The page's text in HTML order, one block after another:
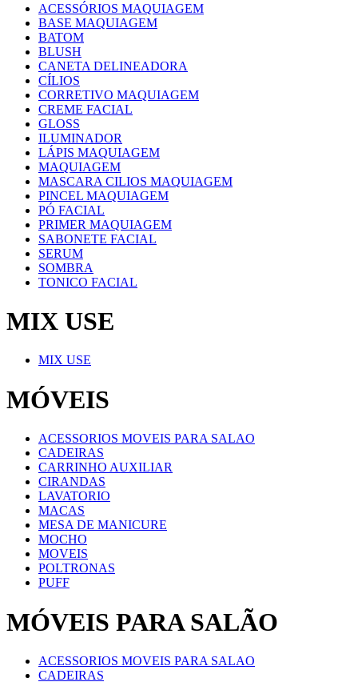
ACESSÓRIOS MAQUIAGEM
BASE MAQUIAGEM
BATOM
BLUSH
CANETA DELINEADORA
CÍLIOS
CORRETIVO MAQUIAGEM
CREME FACIAL
GLOSS
ILUMINADOR
LÁPIS MAQUIAGEM
MAQUIAGEM
MASCARA CILIOS MAQUIAGEM
PINCEL MAQUIAGEM
PÓ FACIAL
PRIMER MAQUIAGEM
SABONETE FACIAL
SERUM
SOMBRA
TONICO FACIAL
MIX USE
MIX USE
MÓVEIS
ACESSORIOS MOVEIS PARA SALAO
CADEIRAS
CARRINHO AUXILIAR
CIRANDAS
LAVATORIO
MACAS
MESA DE MANICURE
MOCHO
MOVEIS
POLTRONAS
PUFF
MÓVEIS PARA SALÃO
ACESSORIOS MOVEIS PARA SALAO
CADEIRAS